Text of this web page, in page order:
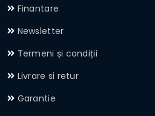
Finantare
Newsletter
Termeni și condiții
Livrare si retur
Garantie